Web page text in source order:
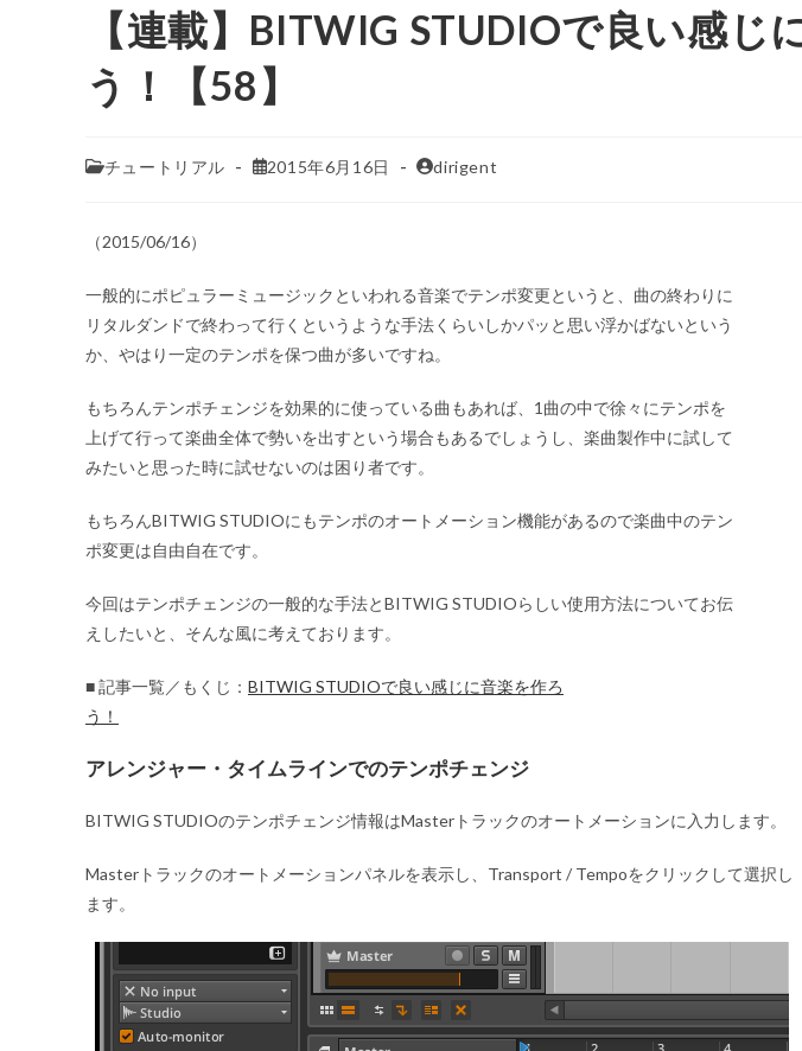
【連載】BITWIG STUDIOで良い感じ
う！【58】
チュートリアル 2015年6月16日 dirigent
（2015/06/16）
一般的にポピュラーミュージックといわれる音楽でテンポ変更というと、曲の終わりに
リタルダンドで終わって行くというような手法くらいしかパッと思い浮かばないという
か、やはり一定のテンポを保つ曲が多いですね。
もちろんテンポチェンジを効果的に使っている曲もあれば、1曲の中で徐々にテンポを
上げて行って楽曲全体で勢いを出すという場合もあるでしょうし、楽曲製作中に試して
みたいと思った時に試せないのは困り者です。
もちろんBITWIG STUDIOにもテンポのオートメーション機能があるので楽曲中のテン
ポ変更は自由自在です。
今回はテンポチェンジの一般的な手法とBITWIG STUDIOらしい使用方法についてお伝
えしたいと、そんな風に考えております。
■ 記事一覧／もくじ： BITWIG STUDIOで良い感じに音楽を作ろ
う！
アレンジャー・タイムラインでのテンポチェンジ
BITWIG STUDIOのテンポチェンジ情報はMasterトラックのオートメーションに入力します。
Masterトラックのオートメーションパネルを表示し、Transport / Tempoをクリックして選択し
ます。